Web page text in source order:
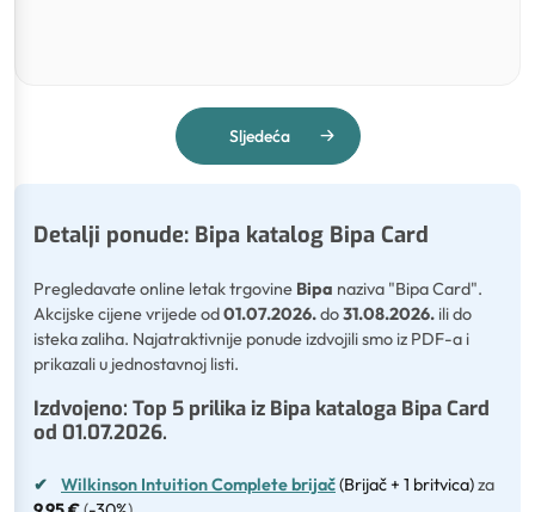
Sljedeća
Detalji ponude: Bipa katalog Bipa Card
Pregledavate online letak trgovine Bipa naziva "Bipa Card".
Akcijske cijene vrijede od01.07.2026.do31.08.2026. ili do
isteka zaliha. Najatraktivnije ponude izdvojili smo iz PDF-a i
prikazali u jednostavnoj listi.
Izdvojeno: Top 5 prilika iz Bipa kataloga Bipa Card
od 01.07.2026.
✔ Wilkinson Intuition Complete brijač(Brijač + 1 britvica)za